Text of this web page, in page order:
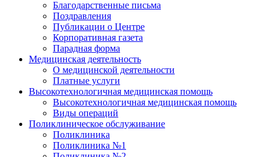
Благодарственные письма
Поздравления
Публикации о Центре
Корпоративная газета
Парадная форма
Медицинская деятельность
О медицинской деятельности
Платные услуги
Высокотехнологичная медицинская помощь
Высокотехнологичная медицинская помощь
Виды операций
Поликлиническое обслуживание
Поликлиника
Поликлиника №1